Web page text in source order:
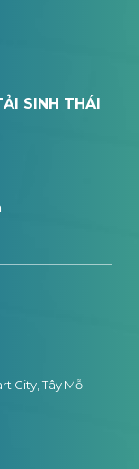
SINH THÁI
City, Tây Mỗ -